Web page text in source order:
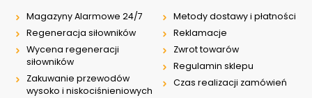
Magazyny Alarmowe 24/7
Regeneracja siłowników
Wycena regeneracji
siłowników
Zakuwanie przewodów
wysoko i niskociśnieniowych
Metody dostawy i płatności
Reklamacje
Zwrot towarów
Regulamin sklepu
Czas realizacji zamówień